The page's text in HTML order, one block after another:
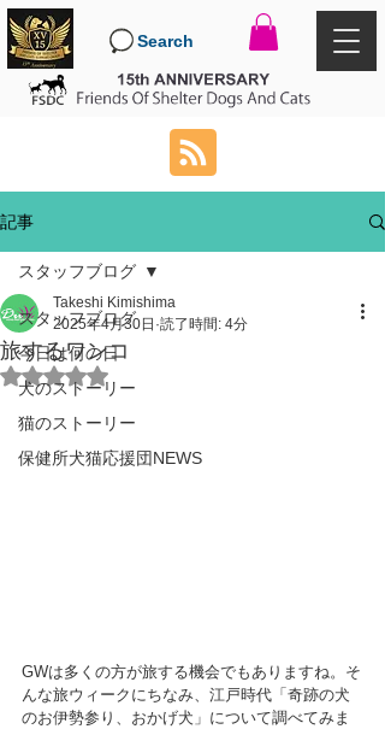
Search
記事
スタッフブログ
今日は何の日
犬のストーリー
猫のストーリー
保健所犬猫応援団NEWS
スタッフブログ
旅するワンコ
Takeshi Kimishima
2025年4月30日 読了時間: 4分
5つ星のうちNaNと評価されています。
GWは多くの方が旅する機会でもありますね。そ
んな旅ウィークにちなみ、江戸時代「奇跡の犬
のお伊勢参り、おかげ犬」について調べてみま